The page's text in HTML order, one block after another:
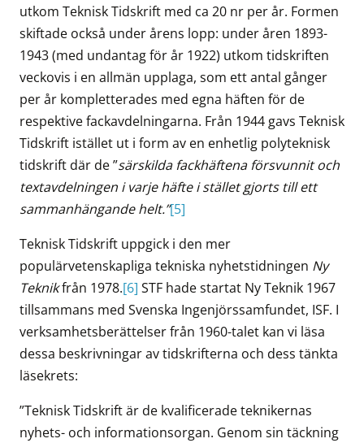
utkom Teknisk Tidskrift med ca 20 nr per år. Formen
skiftade också under årens lopp: under åren 1893-
1943 (med undantag för år 1922) utkom tidskriften
veckovis i en allmän upplaga, som ett antal gånger
per år kompletterades med egna häften för de
respektive fackavdelningarna. Från 1944 gavs Teknisk
Tidskrift istället ut i form av en enhetlig polyteknisk
tidskrift där de ”särskilda fackhäftena försvunnit och
textavdelningen i varje häfte i stället gjorts till ett
sammanhängande helt.”[5]
Teknisk Tidskrift uppgick i den mer
populärvetenskapliga tekniska nyhetstidningen Ny
Teknikfrån 1978.[6] STF hade startat Ny Teknik 1967
tillsammans med Svenska Ingenjörssamfundet, ISF. I
verksamhetsberättelser från 1960-talet kan vi läsa
dessa beskrivningar av tidskrifterna och dess tänkta
läsekrets:
”Teknisk Tidskrift är de kvalificerade teknikernas
nyhets- och informationsorgan. Genom sin täckning